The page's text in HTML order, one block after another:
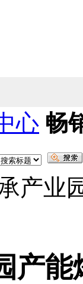
心 畅
产业
产